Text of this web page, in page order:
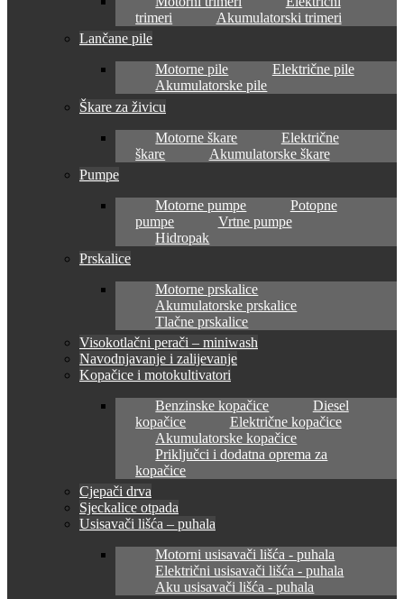
trimeri
Akumulatorski trimeri
Lančane pile
Motorne pile
Električne pile
Akumulatorske pile
Škare za živicu
Motorne škare
Električne
škare
Akumulatorske škare
Pumpe
Motorne pumpe
Potopne
pumpe
Vrtne pumpe
Hidropak
Prskalice
Motorne prskalice
Akumulatorske prskalice
Tlačne prskalice
Visokotlačni perači – miniwash
Navodnjavanje i zalijevanje
Kopačice i motokultivatori
Benzinske kopačice
Diesel
kopačice
Električne kopačice
Akumulatorske kopačice
Priključci i dodatna oprema za
kopačice
Cjepači drva
Sjeckalice otpada
Usisavači lišća – puhala
Motorni usisavači lišća - puhala
Električni usisavači lišća - puhala
Aku usisavači lišća - puhala